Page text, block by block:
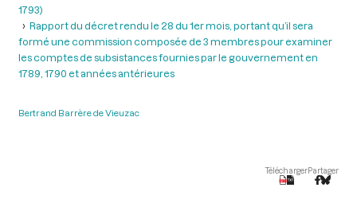
1793)
Rapport du décret rendu le 28 du 1er mois, portant qu’il sera
formé une commission composée de 3 membres pour examiner
les comptes de subsistances fournies par le gouvernement en
1789, 1790 et années antérieures
Bertrand Barrère de Vieuzac
TéléchargerPartager